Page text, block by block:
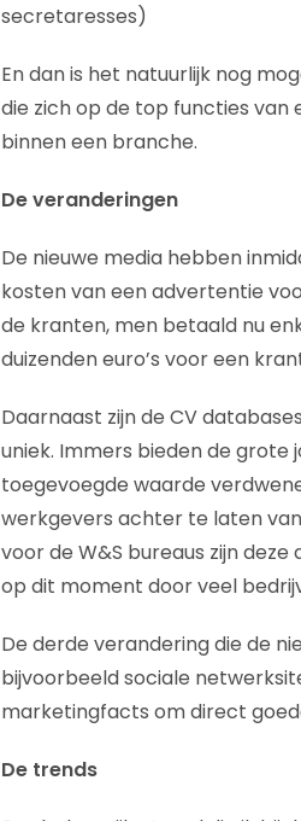
secretaresses)
En dan is het natuurlijk nog
die zich op de top functies
binnen een branche.
De veranderingen
De nieuwe media hebben
kosten van een advertentie
de kranten, men betaald nu
duizenden euro’s voor een
Daarnaast zijn de CV
uniek. Immers bieden de grote
toegevoegde waarde
werkgevers achter te laten
voor de W&S bureaus zijn
op dit moment door veel
De derde verandering die de
bijvoorbeeld sociale
marketingfacts om direct
De trends